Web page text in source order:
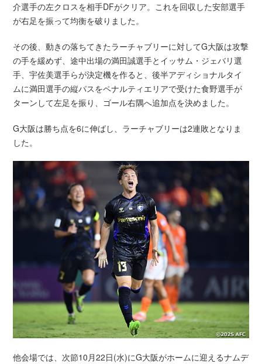
介選手の左クロスを相手DFがクリア。これを回収した安部選手
が右足を振って均衡を破りました。
その後、動きの落ちてきたラーチャブリーに対してG大阪は攻撃
の手を緩めず、途中出場の満田誠選手とイッサム・ジェバリ選
手、宇佐美選手らが決定機を作ると、後半アディショナルタイ
ムに満田選手の縦パスをペナルティエリアで受けた食野選手が
ターンして左足を振り、ゴール右隅へ追加点を決めました。
G大阪は勝ち点を6に伸ばし、ラーチャブリーは2連敗となりま
した。
他会場では、次節10月22日(水)にG大阪がホームに迎えるナムデ